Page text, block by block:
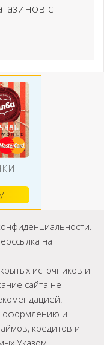
с
на
источников и
сайта не
оформлению и
кредитов и
Указом